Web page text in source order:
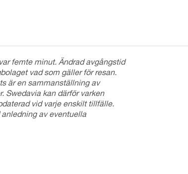
femte minut. Ändrad avgångstid
vad som gäller för resan.
är en sammanställning av
Swedavia kan därför varken
vid varje enskilt tillfälle.
av eventuella